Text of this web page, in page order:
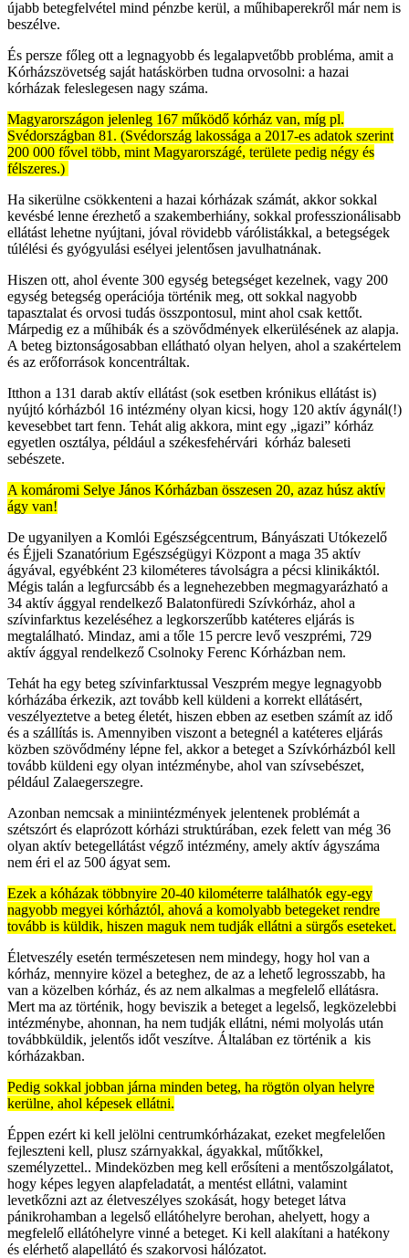
újabb betegfelvétel mind pénzbe kerül, a műhibaperekről már nem is
beszélve.
És persze főleg ott a legnagyobb és legalapvetőbb probléma, amit a
Kórházszövetség saját hatáskörben tudna orvosolni: a hazai
kórházak feleslegesen nagy száma.
Magyarországon jelenleg 167 működő kórház van, míg pl.
Svédországban 81. (Svédország lakossága a 2017-es adatok szerint
200 000 fővel több, mint Magyarországé, területe pedig négy és
félszeres.)
Ha sikerülne csökkenteni a hazai kórházak számát, akkor sokkal
kevésbé lenne érezhető a szakemberhiány, sokkal professzionálisabb
ellátást lehetne nyújtani, jóval rövidebb várólistákkal, a betegségek
túlélési és gyógyulási esélyei jelentősen javulhatnának.
Hiszen ott, ahol évente 300 egység betegséget kezelnek, vagy 200
egység betegség operációja történik meg, ott sokkal nagyobb
tapasztalat és orvosi tudás összpontosul, mint ahol csak kettőt.
Márpedig ez a műhibák és a szövődmények elkerülésének az alapja.
A beteg biztonságosabban ellátható olyan helyen, ahol a szakértelem
és az erőforrások koncentráltak.
Itthon a 131 darab aktív ellátást (sok esetben krónikus ellátást is)
nyújtó kórházból 16 intézmény olyan kicsi, hogy 120 aktív ágynál(!)
kevesebbet tart fenn. Tehát alig akkora, mint egy „igazi” kórház
egyetlen osztálya, például a székesfehérvári kórház baleseti
sebészete.
A komáromi Selye János Kórházban összesen 20, azaz húsz aktív
ágy van!
De ugyanilyen a Komlói Egészségcentrum, Bányászati Utókezelő
és Éjjeli Szanatórium Egészségügyi Központ a maga 35 aktív
ágyával, egyébként 23 kilométeres távolságra a pécsi klinikáktól.
Mégis talán a legfurcsább és a legnehezebben megmagyarázható a
34 aktív ággyal rendelkező Balatonfüredi Szívkórház, ahol a
szívinfarktus kezeléséhez a legkorszerűbb katéteres eljárás is
megtalálható. Mindaz, ami a tőle 15 percre levő veszprémi, 729
aktív ággyal rendelkező Csolnoky Ferenc Kórházban nem.
Tehát ha egy beteg szívinfarktussal Veszprém megye legnagyobb
kórházába érkezik, azt tovább kell küldeni a korrekt ellátásért,
veszélyeztetve a beteg életét, hiszen ebben az esetben számít az idő
és a szállítás is. Amennyiben viszont a betegnél a katéteres eljárás
közben szövődmény lépne fel, akkor a beteget a Szívkórházból kell
tovább küldeni egy olyan intézménybe, ahol van szívsebészet,
például Zalaegerszegre.
Azonban nemcsak a miniintézmények jelentenek problémát a
szétszórt és elaprózott kórházi struktúrában, ezek felett van még 36
olyan aktív betegellátást végző intézmény, amely aktív ágyszáma
nem éri el az 500 ágyat sem.
Ezek a kóházak többnyire 20-40 kilométerre találhatók egy-egy
nagyobb megyei kórháztól, ahová a komolyabb betegeket rendre
tovább is küldik, hiszen maguk nem tudják ellátni a sürgős eseteket.
Életveszély esetén természetesen nem mindegy, hogy hol van a
kórház, mennyire közel a beteghez, de az a lehető legrosszabb, ha
van a közelben kórház, és az nem alkalmas a megfelelő ellátásra.
Mert ma az történik, hogy beviszik a beteget a legelső, legközelebbi
intézménybe, ahonnan, ha nem tudják ellátni, némi molyolás után
továbbküldik, jelentős időt veszítve. Általában ez történik a kis
kórházakban.
Pedig sokkal jobban járna minden beteg, ha rögtön olyan helyre
kerülne, ahol képesek ellátni.
Éppen ezért ki kell jelölni centrumkórházakat, ezeket megfelelően
fejleszteni kell, plusz szárnyakkal, ágyakkal, műtőkkel,
személyzettel.. Mindeközben meg kell erősíteni a mentőszolgálatot,
hogy képes legyen alapfeladatát, a mentést ellátni, valamint
levetkőzni azt az életveszélyes szokását, hogy beteget látva
pánikrohamban a legelső ellátóhelyre berohan, ahelyett, hogy a
megfelelő ellátóhelyre vinné a beteget. Ki kell alakítani a hatékony
és elérhető alapellátó és szakorvosi hálózatot.